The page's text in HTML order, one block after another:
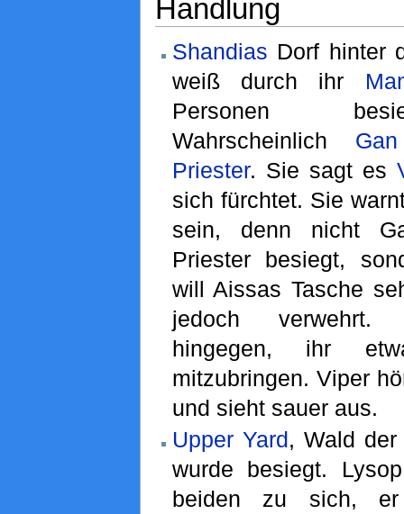
Handlung
Shandias Dorf hinter
weiß durch ihr
Personen
Wahrscheinlich
Priester. Sie sagt es
sich fürchtet. Sie
sein, denn nicht
Priester besiegt,
will Aissas Tasche
jedoch verwehrt.
hingegen, ihr
mitzubringen. Viper
und sieht sauer aus.
Upper Yard, Wald der
wurde besiegt.
beiden zu sich,